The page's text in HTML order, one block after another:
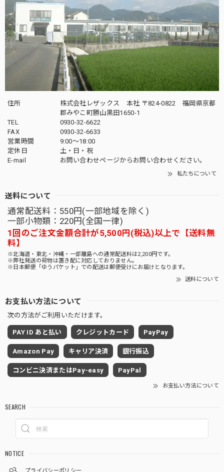
住所
株式会社レザックス 本社 〒824-0822 福岡県京都
郡みやこ町勝山黒田1650-1
TEL
0930-32-6622
FAX
0930-32-6633
営業時間
9:00〜18:00
定休日
土・日・祝
E-mail
お問い合わせページからお問い合わせください。
私たちについて
送料について
通常配送料：550円(一部地域を除く)
一部小物類：220円(全国一律)
1回のご注文金額合計が5,500円(税込)以上で【送料無
料】
※北海道・東北・沖縄・一部離島への通常配送料は2,200円です。
※弊社発送の荷物は置き配に対応しておりません。
※日本郵便「ゆうパケット」での配送は郵便受けにお届けとなります。
送料について
お支払い方法について
次の方法がご利用いただけます。
PAY ID あと払い クレジットカード PayPay
Amazon Pay キャリア決済 銀行振込
コンビニ決済またはPay-easy PayPal
お支払い方法について
SEARCH
NOTICE